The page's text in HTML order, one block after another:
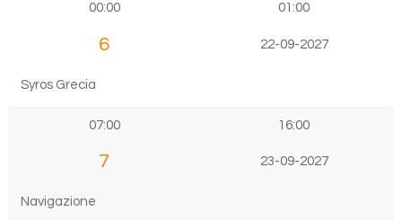
00:00 01:00
6 22-09-2027
Syros Grecia
07:00 16:00
7 23-09-2027
Navigazione